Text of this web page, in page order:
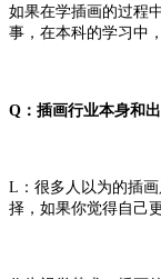
如果在学插画的过程
事，在本科的学习中
Q：插画行业本身和
L：很多人以为的插
择，如果你觉得自己